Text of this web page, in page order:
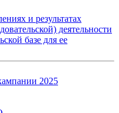
и результатах
деятельности
базе для ее
2025